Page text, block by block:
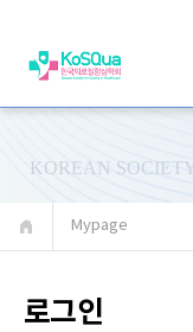
KOREAN
Mypage
로그인